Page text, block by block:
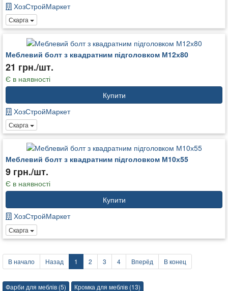
ХозСтройМаркет
Скарга
Меблевий болт з квадратним підголовком М12х80
21 грн./шт.
Є в наявності
Купити
ХозСтройМаркет
Скарга
Меблевий болт з квадратним підголовком М10х55
9 грн./шт.
Є в наявності
Купити
ХозСтройМаркет
Скарга
В начало Назад 1 2 3 4 Вперёд В конец
Фарби для меблів (5) Кромка для меблів (13)